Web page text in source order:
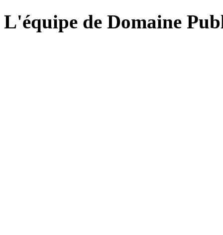
L'équipe de Domaine